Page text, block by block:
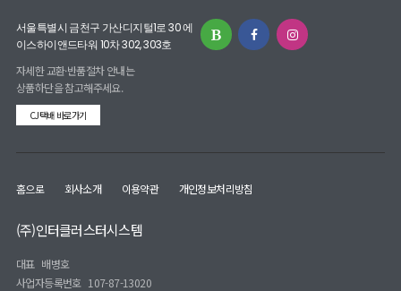
서울특별시 금천구 가산디지털1로 30 에
이스하이앤드타워 10차 302, 303호
자세한 교환·반품절차 안내는
상품하단을 참고해주세요.
CJ택배 바로가기
홈으로 회사소개 이용약관 개인정보처리방침
(주)인터클러스터시스템
대표 배병호
사업자등록번호 107-87-13020